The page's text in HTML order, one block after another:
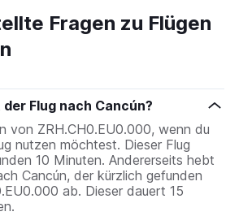
Fragen zu Flügen
Flug nach Cancún?
von ZRH.CH0.EU0.000, wenn du
nutzen möchtest. Dieser Flug
10 Minuten. Andererseits hebt
Cancún, der kürzlich gefunden
ab. Dieser dauert 15